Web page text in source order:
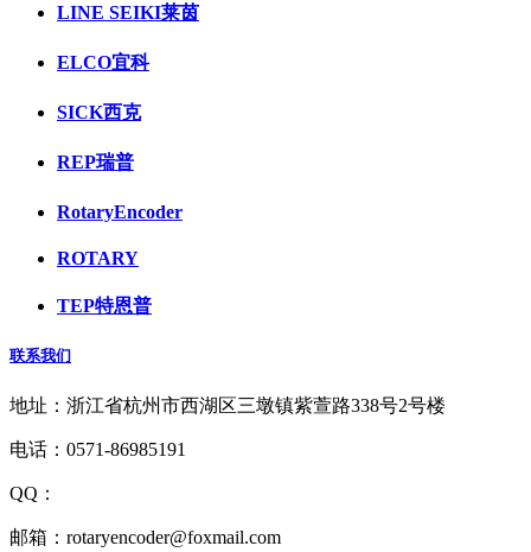
LINE SEIKI莱茵
ELCO宜科
SICK西克
REP瑞普
RotaryEncoder
ROTARY
TEP特恩普
联系我们
地址：浙江省杭州市西湖区三墩镇紫萱路338号2号楼
电话：0571-86985191
QQ：
邮箱：rotaryencoder@foxmail.com